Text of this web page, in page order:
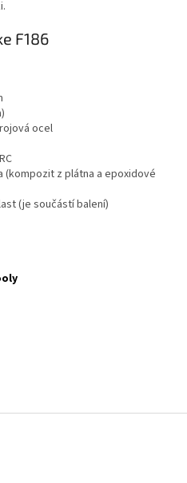
F186
ocel
(kompozit z plátna a epoxidové
(je součástí balení)